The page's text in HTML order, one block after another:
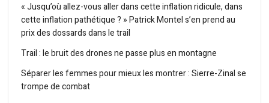
« Jusqu’où allez-vous aller dans cette inflation ridicule, dans
cette inflation pathétique ? » Patrick Montel s’en prend au
prix des dossards dans le trail
Trail : le bruit des drones ne passe plus en montagne
Séparer les femmes pour mieux les montrer : Sierre-Zinal se
trompe de combat